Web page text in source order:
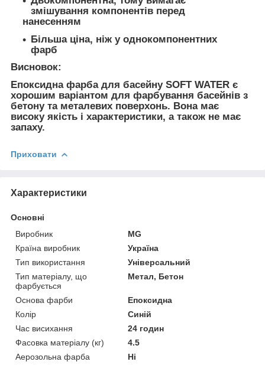
змішування компонентів перед
нанесенням
Більша ціна, ніж у однокомпонентних
фарб
Висновок:
Епоксидна фарба для басейну SOFT WATER є
хорошим варіантом для фарбування басейнів з
бетону та металевих поверхонь. Вона має
високу якість і характеристики, а також не має
запаху.
Приховати
Характеристики
Основні
Виробник
MG
Країна виробник
Україна
Тип використання
Універсальний
Тип матеріалу, що
фарбується
Метал, Бетон
Основа фарби
Епоксидна
Колір
Синій
Час висихання
24 годин
Фасовка матеріалу (кг)
4.5
Аерозольна фарба
Ні